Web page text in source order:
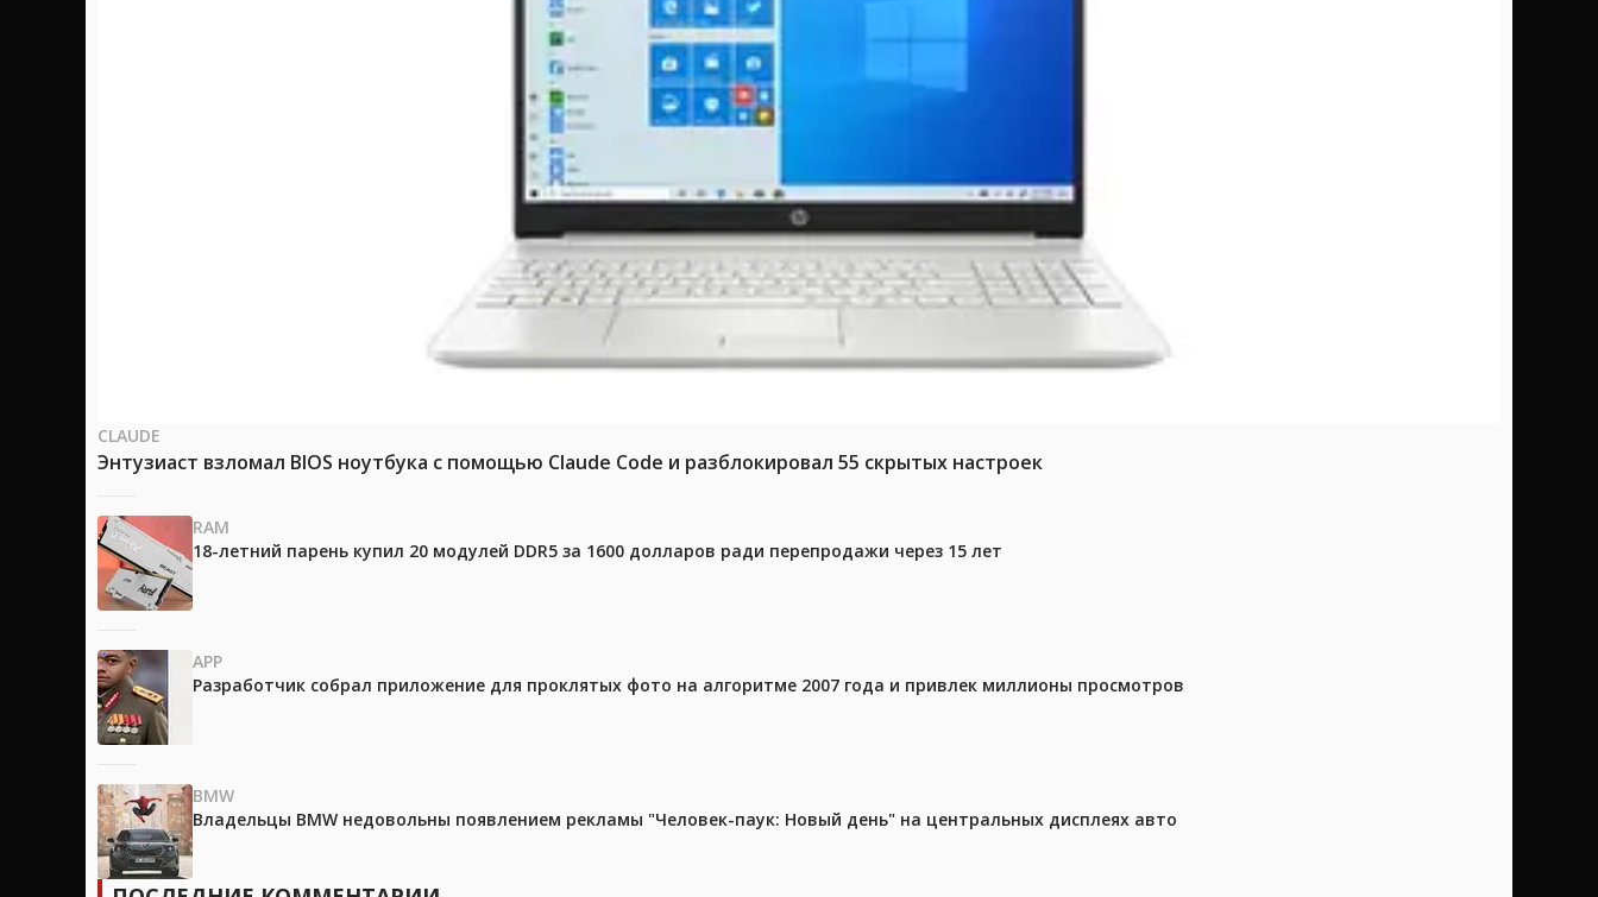
CLAUDE
Энтузиаст взломал BIOS ноутбука с помощью Claude Code и разблокировал 55 скрытых настроек
RAM
18-летний парень купил 20 модулей DDR5 за 1600 долларов ради перепродажи через 15 лет
APP
Разработчик собрал приложение для проклятых фото на алгоритме 2007 года и привлек миллионы просмотров
BMW
Владельцы BMW недовольны появлением рекламы "Человек-паук: Новый день" на центральных дисплеях авто